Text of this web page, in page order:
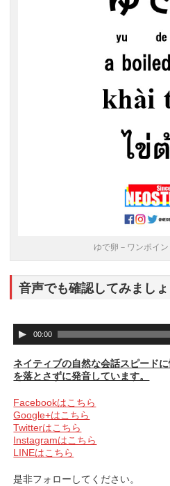
ゆで卵－ワンポイ
音声でも確認してみましょ
音
声
レ
ー
ー
00:00
ネイティブの自然な会話スピード
を落とさずに発音しています。
Facebookはこちら
Google+はこちら
Twitterはこちら
Instagramはこちら
LINEはこちら
是非フォローしてください。